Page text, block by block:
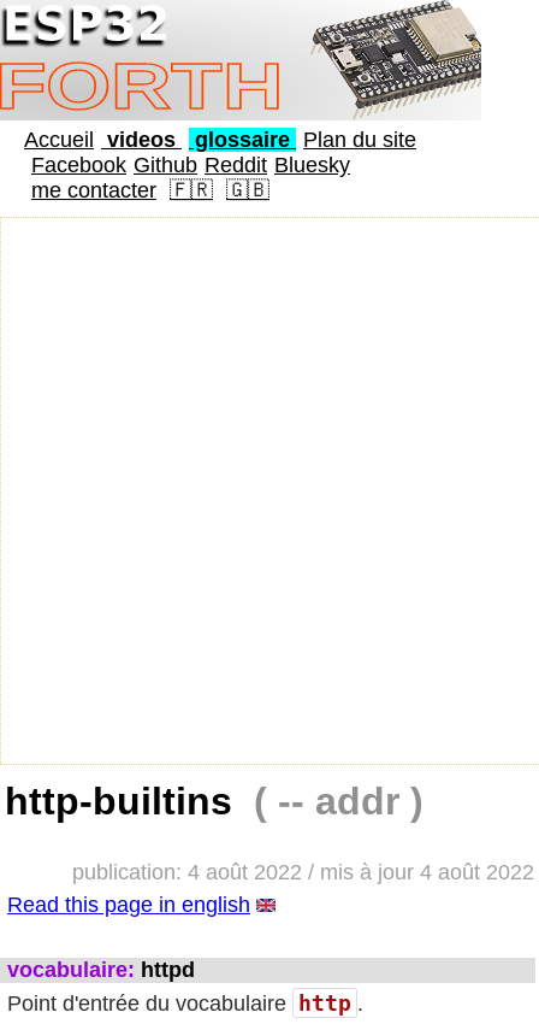
Accueil videos glossaire Plan du site
Facebook Github Reddit Bluesky
me contacter 🇫🇷 🇬🇧
http-builtins ( -- addr )
publication: 4 août 2022 / mis à jour 4 août 2022
Read this page in english
vocabulaire: httpd
Point d'entrée du vocabulaire http .